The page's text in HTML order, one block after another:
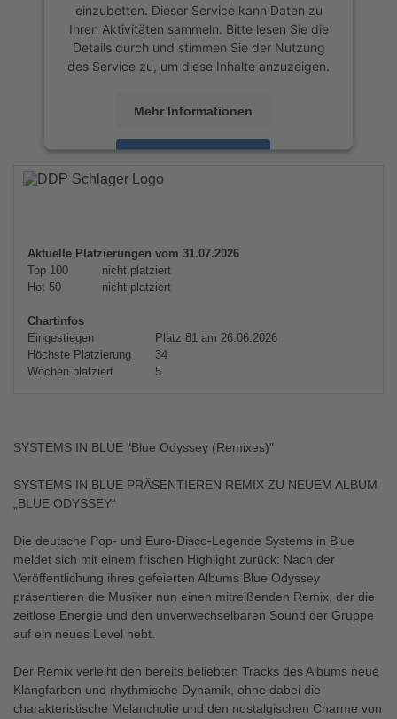
einzubetten. Dieser Service kann Daten zu
Ihren Aktivitäten sammeln. Bitte lesen Sie die
Details durch und stimmen Sie der Nutzung
des Service zu, um diese Inhalte anzuzeigen.
Mehr Informationen
Akzeptieren
powered by
Aktuelle Platzierungen vom 31.07.2026
Top 100
nicht platziert
Hot 50
nicht platziert
Chartinfos
Eingestiegen
Platz 81 am 26.06.2026
Höchste Platzierung
34
Wochen platziert
5
SYSTEMS IN BLUE "Blue Odyssey (Remixes)"
SYSTEMS IN BLUE PRÄSENTIEREN REMIX ZU NEUEM ALBUM
„BLUE ODYSSEY“
Die deutsche Pop- und Euro-Disco-Legende Systems in Blue
meldet sich mit einem frischen Highlight zurück: Nach der
Veröffentlichung ihres gefeierten Albums Blue Odyssey
präsentieren die Musiker nun einen mitreißenden Remix, der die
zeitlose Energie und den unverwechselbaren Sound der Gruppe
auf ein neues Level hebt.
Der Remix verleiht den bereits beliebten Tracks des Albums neue
Klangfarben und rhythmische Dynamik, ohne dabei die
charakteristische Melancholie und den nostalgischen Charme von